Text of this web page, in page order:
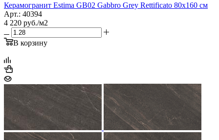
Керамогранит Estima GB02 Gabbro Grey Rettificato 80x160 см
Арт.: 40394
4 220 руб./м2
В корзину